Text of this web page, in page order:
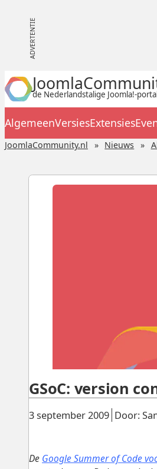
de Nederlandstalige Joomla!-
AlgemeenVersiesExtensies
JoomlaCommunity.nl Nieuws
Gepubliceerd:
3 september 2009. Door:
GSoC: version
De Google Summer of Code